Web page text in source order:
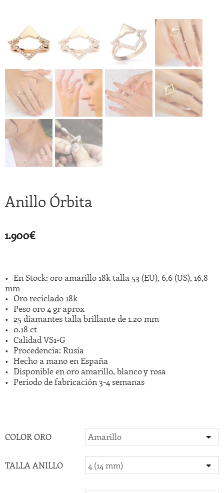
Anillo Órbita
1.900€
En Stock: oro amarillo 18k talla 53 (EU), 6,6 (US), 16,8
mm
Oro reciclado 18k
Peso oro 4 gr aprox
25 diamantes talla brillante de 1.20 mm
0.18 ct
Calidad VS1-G
Procedencia: Rusia
Hecho a mano en España
Disponible en oro amarillo, blanco y rosa
Periodo de fabricación 3-4 semanas
COLOR ORO
TALLA ANILLO